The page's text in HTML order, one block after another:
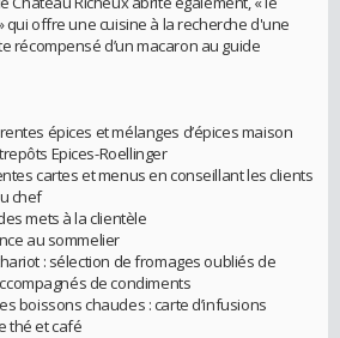
qui offre une cuisine à la recherche d'une
récompensé d’un macaron au guide
épices et mélanges d’épices maison
Epices-Roellinger
cartes et menus en conseillant les clients
chef
mets à la clientèle
au sommelier
: sélection de fromages oubliés de
de condiments
boissons chaudes : carte d’infusions
thé et café